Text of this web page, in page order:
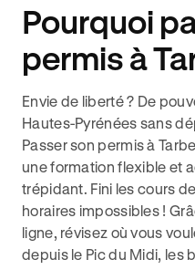
Pourquoi
permis à
Envie de liberté ? De
Hautes-Pyrénées sans
Passer son permis à
une formation flexible et
trépidant. Fini les cours
horaires impossibles !
ligne, révisez où vous
depuis le Pic du Midi, les